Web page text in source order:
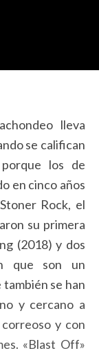
lleva
se califican
los de
en cinco años
Rock, el
su primera
(2018) y dos
que son un
se han
y cercano a
y con
«Blast Off»